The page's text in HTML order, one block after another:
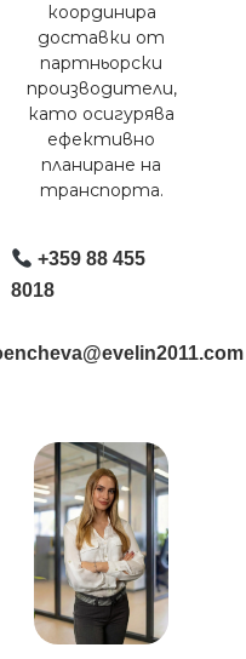
координира
доставки от
партньорски
производители,
като осигурява
ефективно
планиране на
транспорта.
+359 88 455
8018